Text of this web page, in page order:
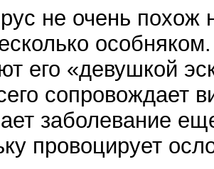
не очень похож
его «девушкой
сопровождает
заболевание
провоцирует